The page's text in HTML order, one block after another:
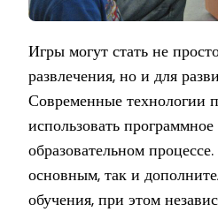
Игры могут стать не
развлечения, но и для
Современные технологии
использовать
образовательном
основным, так и
обучения, при этом